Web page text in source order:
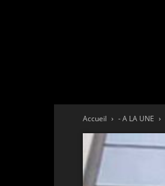
Accueil - A LA UNE